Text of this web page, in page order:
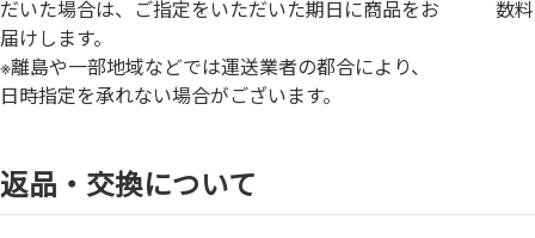
だいた場合は、ご指定をいただいた期日に商品をお
届けします。
※離島や一部地域などでは運送業者の都合により、
日時指定を承れない場合がございます。
数
返品・交換について